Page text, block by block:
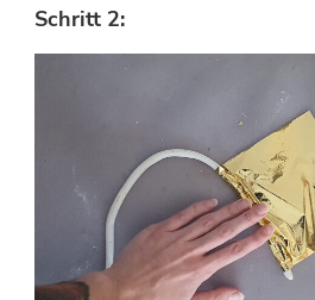
Schritt 2: